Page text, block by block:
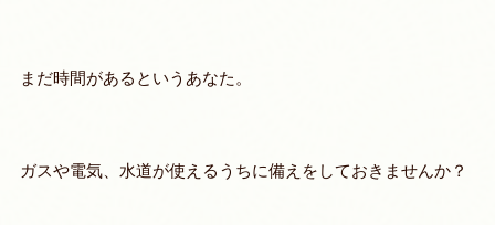
まだ時間があるというあなた。
ガスや電気、水道が使えるうちに備えをしておきませんか？